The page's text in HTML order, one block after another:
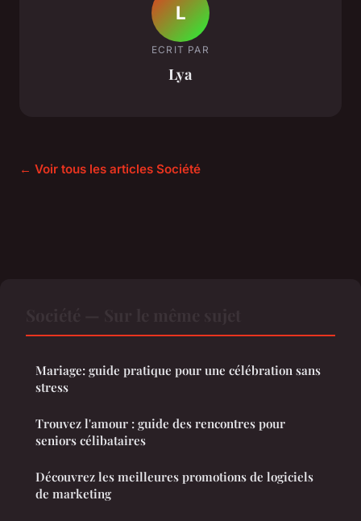
L
ECRIT PAR
Lya
← Voir tous les articles Société
Mariage: guide pratique pour une célébration sans
stress
Trouvez l'amour : guide des rencontres pour
seniors célibataires
Découvrez les meilleures promotions de logiciels
de marketing